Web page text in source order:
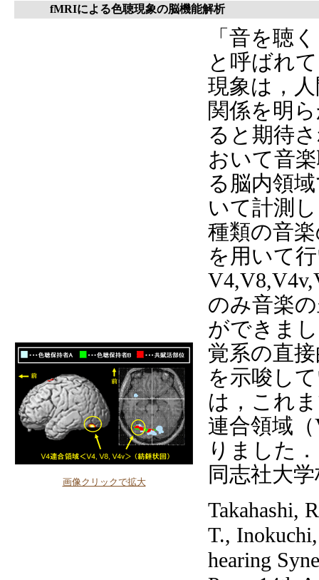
fMRIによる色聴現象の脳機能解析
画像クリックで拡大
「 音を聴
と呼ばれ
現象は，
関係を明
ると期待
おいて音
る脳内領
いて計測
種類の音
を用いて
のみ音楽
ができま
覚系の直
を示唆し
は，これ
連合領域
りました．
同志社大
Takahashi,
T.,
hearing